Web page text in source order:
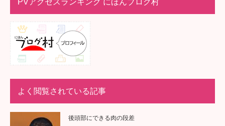
PVアクセスランキング にほんブログ村
よく閲覧されている記事
後頭部にできる肉の段差